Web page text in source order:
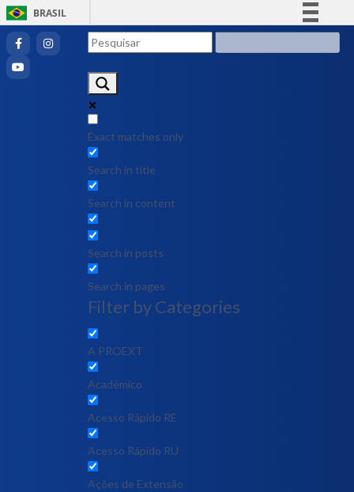
BRASIL
Exact matches only
Search in title
Search in content
Search in posts
Search in pages
Filter by Categories
A PROEXT
Acadêmico
Acesso Rápido RE
Acesso Rápido RU
Ações de Extensão